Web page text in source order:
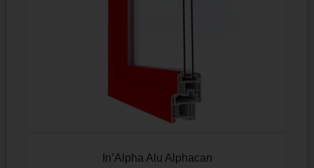
In’Alpha Alu Alphacan